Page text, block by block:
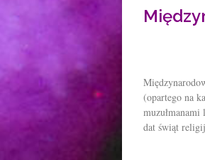
(opartego na
dat świąt